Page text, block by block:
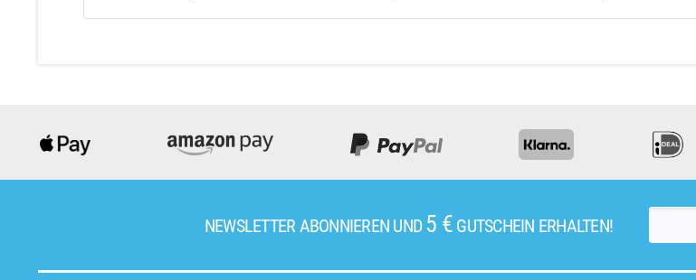
NEWSLETTER ABONNIEREN UND 5 € GUTSCHEIN ERHALTEN!